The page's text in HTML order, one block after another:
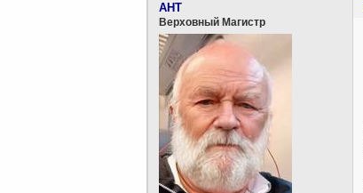
AHT
Верховный Магистр